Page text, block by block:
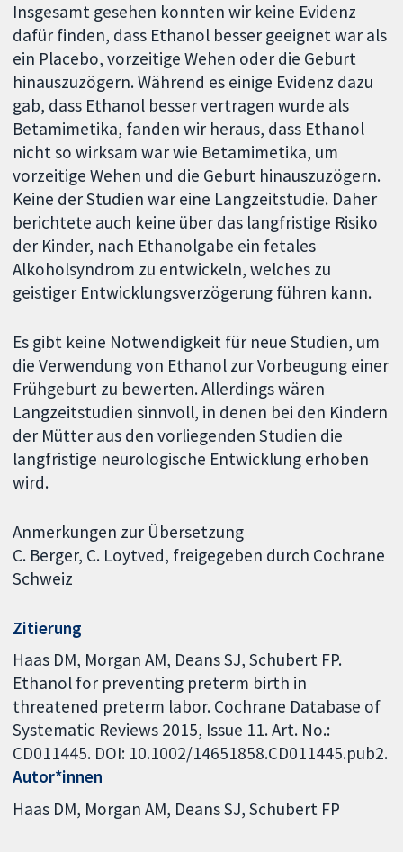
Insgesamt gesehen konnten wir keine Evidenz
dafür finden, dass Ethanol besser geeignet war als
ein Placebo, vorzeitige Wehen oder die Geburt
hinauszuzögern. Während es einige Evidenz dazu
gab, dass Ethanol besser vertragen wurde als
Betamimetika, fanden wir heraus, dass Ethanol
nicht so wirksam war wie Betamimetika, um
vorzeitige Wehen und die Geburt hinauszuzögern.
Keine der Studien war eine Langzeitstudie. Daher
berichtete auch keine über das langfristige Risiko
der Kinder, nach Ethanolgabe ein fetales
Alkoholsyndrom zu entwickeln, welches zu
geistiger Entwicklungsverzögerung führen kann.
Es gibt keine Notwendigkeit für neue Studien, um
die Verwendung von Ethanol zur Vorbeugung einer
Frühgeburt zu bewerten. Allerdings wären
Langzeitstudien sinnvoll, in denen bei den Kindern
der Mütter aus den vorliegenden Studien die
langfristige neurologische Entwicklung erhoben
wird.
Anmerkungen zur Übersetzung
C. Berger, C. Loytved, freigegeben durch Cochrane
Schweiz
Zitierung
Haas DM, Morgan AM, Deans SJ, Schubert FP.
Ethanol for preventing preterm birth in
threatened preterm labor. Cochrane Database of
Systematic Reviews 2015, Issue 11. Art. No.:
CD011445. DOI: 10.1002/14651858.CD011445.pub2.
Autor*innen
Haas DM Morgan AM Deans SJ Schubert FP